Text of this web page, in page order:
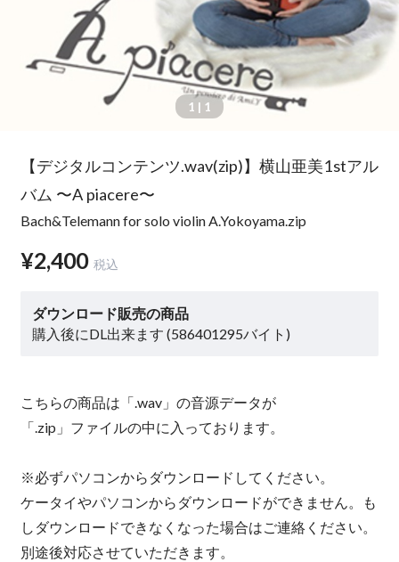
1 | 1
【デジタルコンテンツ.wav(zip)】横山亜美1stアル
バム 〜A piacere〜
Bach&Telemann for solo violin A.Yokoyama.zip
¥2,400 税込
ダウンロード販売の商品
購入後にDL出来ます (586401295バイト)
こちらの商品は「.wav」の音源データが
「.zip」ファイルの中に入っております。
※必ずパソコンからダウンロードしてください。
ケータイやパソコンからダウンロードができません。も
しダウンロードできなくなった場合はご連絡ください。
別途後対応させていただきます。